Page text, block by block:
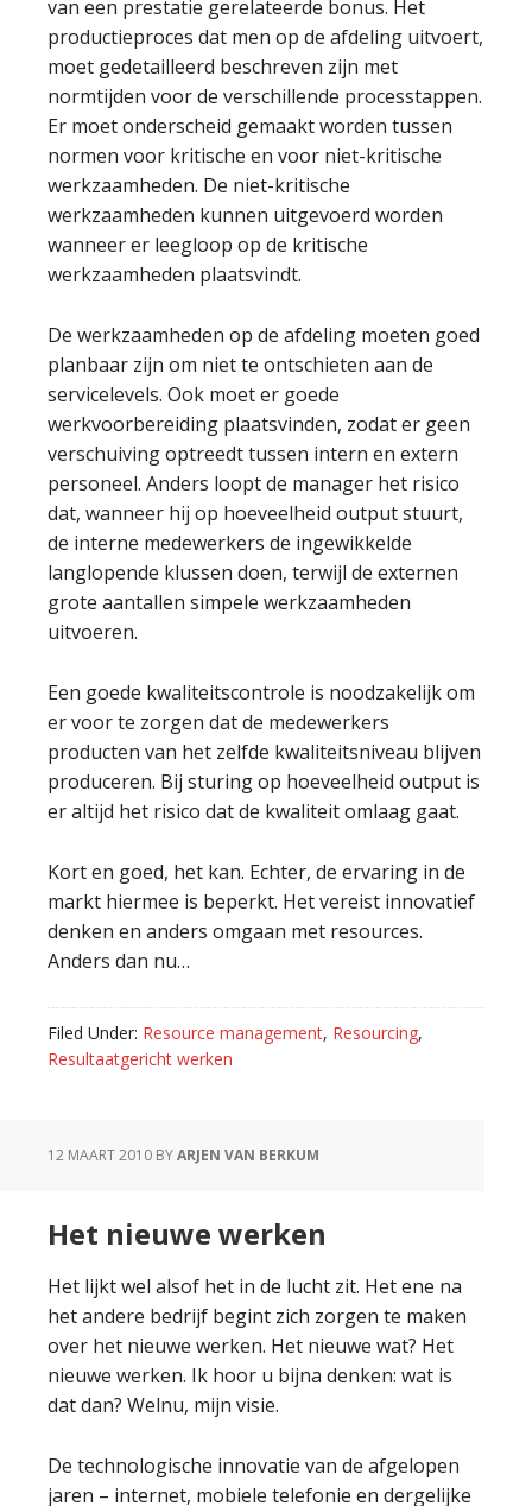
van een prestatie gerelateerde bonus. Het
productieproces dat men op de afdeling uitvoert,
moet gedetailleerd beschreven zijn met
normtijden voor de verschillende processtappen.
Er moet onderscheid gemaakt worden tussen
normen voor kritische en voor niet-kritische
werkzaamheden. De niet-kritische
werkzaamheden kunnen uitgevoerd worden
wanneer er leegloop op de kritische
werkzaamheden plaatsvindt.
De werkzaamheden op de afdeling moeten goed
planbaar zijn om niet te ontschieten aan de
servicelevels. Ook moet er goede
werkvoorbereiding plaatsvinden, zodat er geen
verschuiving optreedt tussen intern en extern
personeel. Anders loopt de manager het risico
dat, wanneer hij op hoeveelheid output stuurt,
de interne medewerkers de ingewikkelde
langlopende klussen doen, terwijl de externen
grote aantallen simpele werkzaamheden
uitvoeren.
Een goede kwaliteitscontrole is noodzakelijk om
er voor te zorgen dat de medewerkers
producten van het zelfde kwaliteitsniveau blijven
produceren. Bij sturing op hoeveelheid output is
er altijd het risico dat de kwaliteit omlaag gaat.
Kort en goed, het kan. Echter, de ervaring in de
markt hiermee is beperkt. Het vereist innovatief
denken en anders omgaan met resources.
Anders dan nu…
Filed Under: Resource management, Resourcing,
Resultaatgericht werken
12 MAART 2010 BYARJEN VAN BERKUM
Het nieuwe werken
Het lijkt wel alsof het in de lucht zit. Het ene na
het andere bedrijf begint zich zorgen te maken
over het nieuwe werken. Het nieuwe wat? Het
nieuwe werken. Ik hoor u bijna denken: wat is
dat dan? Welnu, mijn visie.
De technologische innovatie van de afgelopen
jaren – internet, mobiele telefonie en dergelijke